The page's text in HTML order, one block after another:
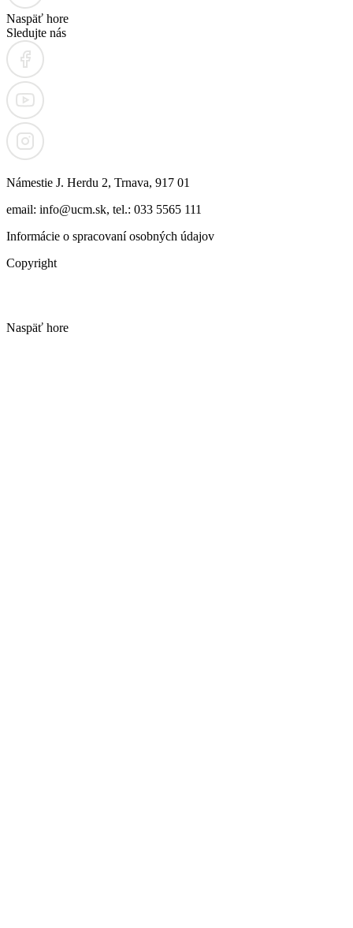
Naspäť hore
Sledujte nás
Námestie J. Herdu 2, Trnava, 917 01
email: info@ucm.sk, tel.: 033 5565 111
Informácie o spracovaní osobných údajov
Copyright
Naspäť hore